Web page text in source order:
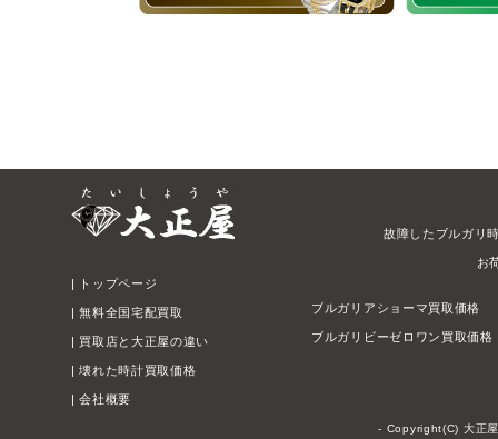
| トップページ
|無料全国宅配買取
| 買取店と大正屋の違い
|壊れた時計買取価格
|会社概要
故障したブルガリ
お
ブルガリアショーマ買取価格
ブルガリビーゼロワン買取価格
- Copyright(C) 大正